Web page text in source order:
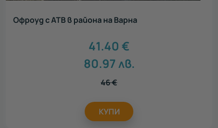
Офроуд с АТВ в района на Варна
41.40 €
80.97лв.
46€
КУПИ